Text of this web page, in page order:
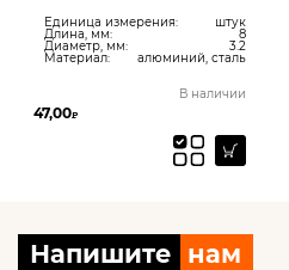
Единица измерения: штук
Длина, мм: 8
Диаметр, мм: 3.2
Материал: алюминий, сталь
В наличии
47,00₽
Напишите нам